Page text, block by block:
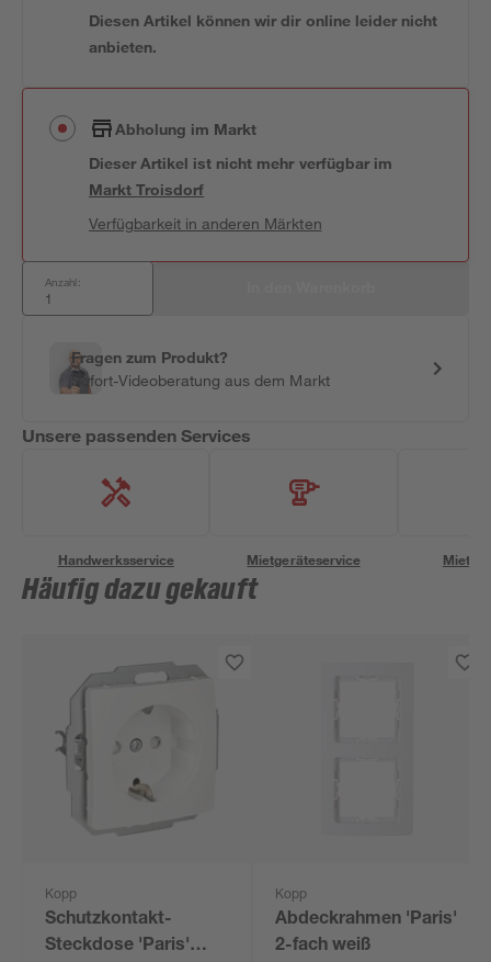
Diesen Artikel können wir dir online leider nicht
anbieten.
Abholung im Markt
Dieser Artikel ist nicht mehr verfügbar im
MarktTroisdorf
Verfügbarkeit in anderen Märkten
Anzahl:
Fragen zum Produkt?
Sofort-Videoberatung aus dem Markt
Unsere passenden Services
Handwerksservice Mietgeräteservice
Häufig dazu gekauft
Kopp
Schutzkontakt-
Steckdose 'Paris'
Kopp
Abdeckrahmen 'Paris'
2-fach weiß